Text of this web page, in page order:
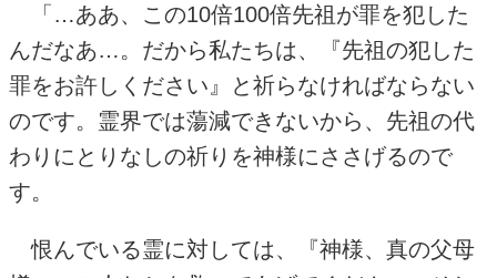
「…ああ、この10倍100倍先祖が罪を犯した
んだなあ…。だから私たちは、『先祖の犯した
罪をお許しください』と祈らなければならない
のです。霊界では蕩減できないから、先祖の代
わりにとりなしの祈りを神様にささげるので
す。
恨んでいる霊に対しては、『神様、真の父母